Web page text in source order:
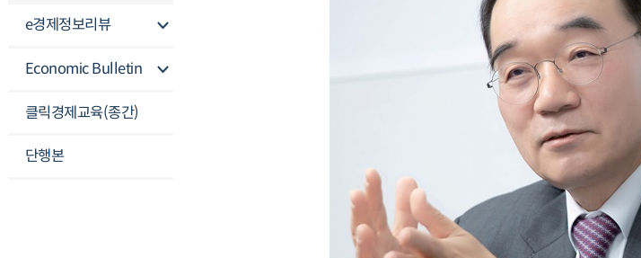
e경제정보리뷰
Economic Bulletin
클릭경제교육(종간)
단행본